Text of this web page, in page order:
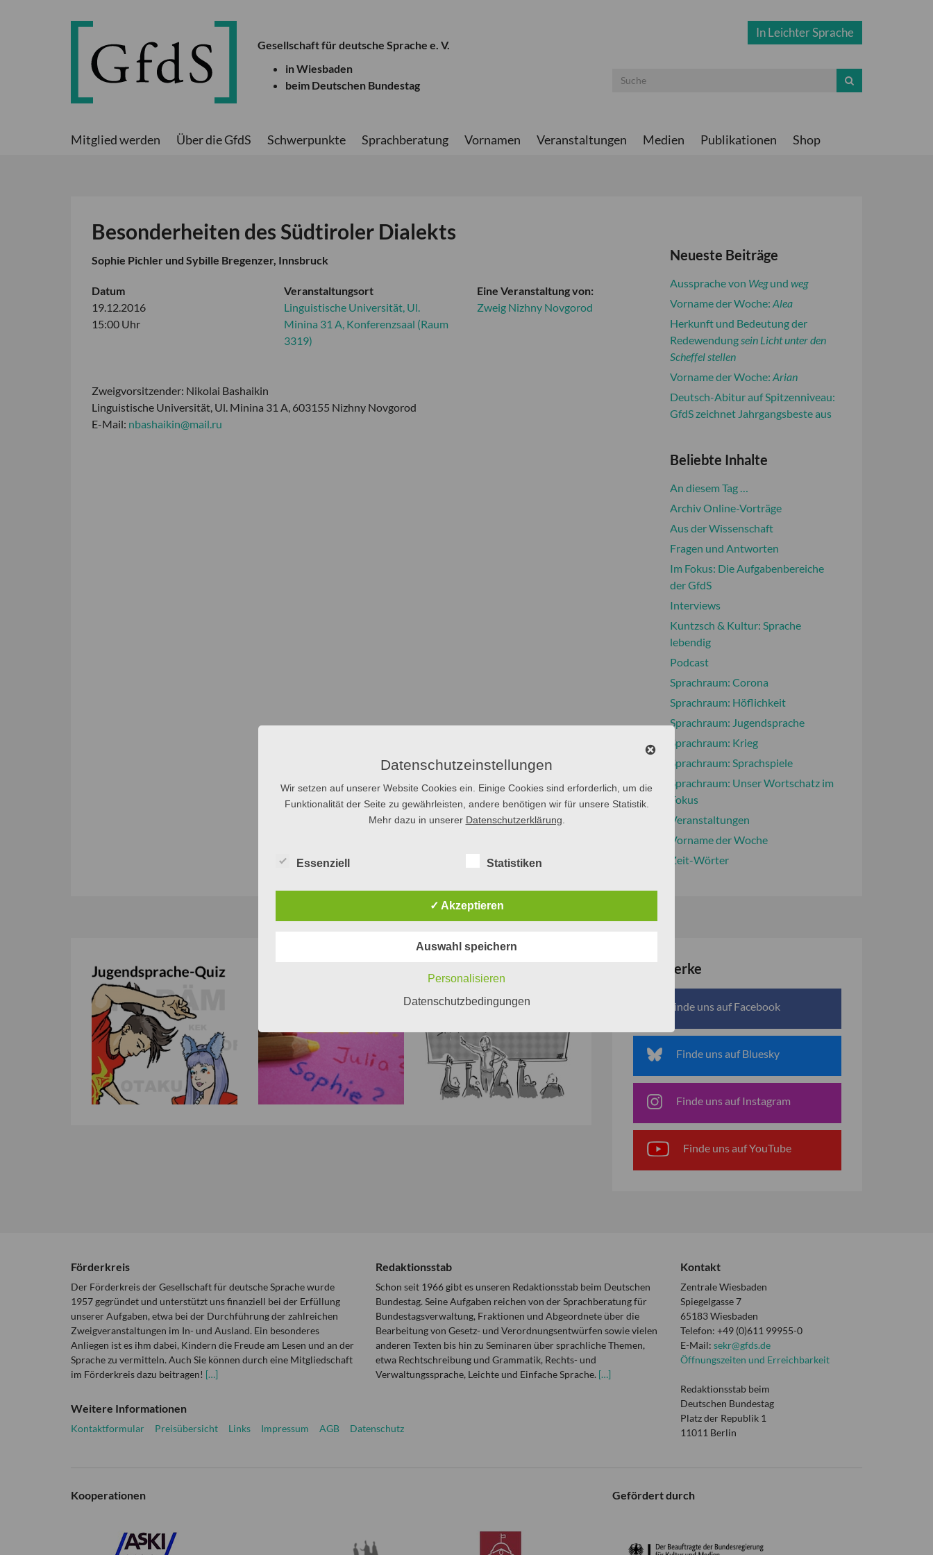
Gesellschaft für deutsche Sprache e. V.
in Wiesbaden
beim Deutschen Bundestag
In Leichter Sprache
Mitglied werden Über die GfdS Schwerpunkte Sprachberatung Vornamen Veranstaltungen Medien Publikationen Shop
Besonderheiten des Südtiroler Dialekts
Sophie Pichler und Sybille Bregenzer, Innsbruck
Datum
19.12.2016
15:00 Uhr
Veranstaltungsort
Linguistische Universität, Ul.
Minina 31 A, Konferenzsaal (Raum
3319)
Eine Veranstaltung von:
Zweig Nizhny Novgorod
Zweigvorsitzender: Nikolai Bashaikin
Linguistische Universität, Ul. Minina 31 A, 603155 Nizhny Novgorod
E-Mail: nbashaikin@mail.ru
Neueste Beiträge
Aussprache von Wegund weg
Vorname der Woche: Alea
Herkunft und Bedeutung der
Redewendungsein Licht unter den
Scheffel stellen
Vorname der Woche: Arian
Deutsch-Abitur auf Spitzenniveau:
GfdS zeichnet Jahrgangsbeste aus
Beliebte Inhalte
An diesem Tag …
Archiv Online-Vorträge
Aus der Wissenschaft
Fragen und Antworten
Im Fokus: Die Aufgabenbereiche
der GfdS
Interviews
Kuntzsch & Kultur: Sprache
lebendig
Podcast
Sprachraum: Corona
Sprachraum: Höflichkeit
Sprachraum: Jugendsprache
Sprachraum: Krieg
Sprachraum: Sprachspiele
Sprachraum: Unser Wortschatz im
Fokus
Veranstaltungen
Vorname der Woche
Zeit-Wörter
Netzwerke
Finde uns auf Facebook
Finde uns auf Bluesky
Finde uns auf Instagram
Finde uns auf YouTube
Förderkreis
Der Förderkreis der Gesellschaft für deutsche Sprache wurde
1957 gegründet und unterstützt uns finanziell bei der Erfüllung
unserer Aufgaben, etwa bei der Durchführung der zahlreichen
Zweigveranstaltungen im In- und Ausland. Ein besonderes
Anliegen ist es ihm dabei, Kindern die Freude am Lesen und an der
Sprache zu vermitteln. Auch Sie können durch eine Mitgliedschaft
im Förderkreis dazu beitragen! […]
Redaktionsstab
Schon seit 1966 gibt es unseren Redaktionsstab beim Deutschen
Bundestag. Seine Aufgaben reichen von der Sprachberatung für
Bundestagsverwaltung, Fraktionen und Abgeordnete über die
Bearbeitung von Gesetz- und Verordnungsentwürfen sowie vielen
anderen Texten bis hin zu Seminaren über sprachliche Themen,
etwa Rechtschreibung und Grammatik, Rechts- und
Verwaltungssprache, Leichte und Einfache Sprache. […]
Weitere Informationen
Kontaktformular Preisübersicht Links Impressum AGB Datenschutz
Kontakt
Zentrale Wiesbaden
Spiegelgasse 7
65183 Wiesbaden
Telefon: +49 (0)611 99955-0
E-Mail: sekr@gfds.de
Öffnungszeiten und Erreichbarkeit
Redaktionsstab beim
Deutschen Bundestag
Platz der Republik 1
11011 Berlin
Kooperationen Gefördert durch
Datenschutzeinstellungen
Wir setzen auf unserer Website Cookies ein. Einige Cookies sind erforderlich, um die
Funktionalität der Seite zu gewährleisten, andere benötigen wir für unsere Statistik.
Mehr dazu in unserer Datenschutzerklärung
Essenziell Statistiken
✓ Akzeptieren
Auswahl speichern
Personalisieren
Datenschutzbedingungen